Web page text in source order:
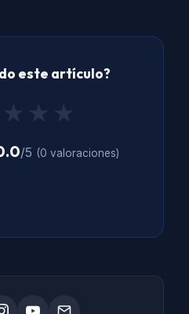
este artículo?
★
★
★
/5 (0 valoraciones)